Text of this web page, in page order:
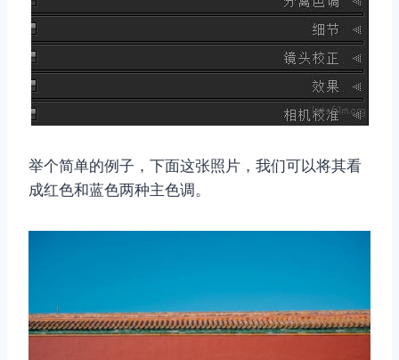
举个简单的例子，下面这张照片，我们可以将其看
成红色和蓝色两种主色调。
取消